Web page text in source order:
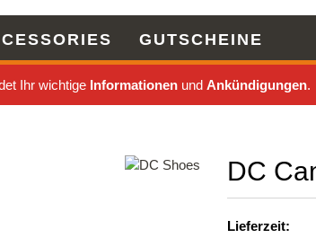
GUTSCHEINE
% SALE
Ihr wichtige Informationen und Ankündigungen.
DC
Lieferzeit: